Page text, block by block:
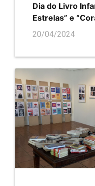
Dia do Livro
Estrelas” e
20/04/2024